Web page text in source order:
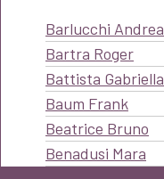
Barlucchi Andrea
Bartra Roger
Battista Gabriella
Baum Frank
Beatrice Bruno
Benadusi Mara